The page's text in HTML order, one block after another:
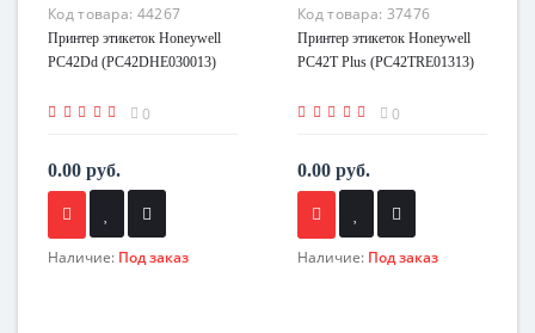
Код товара: 44267
Принтер этикеток Honeywell
PC42Dd (PC42DHE030013)
0
0.00 руб.
Наличие: Под заказ
Код товара: 37476
Принтер этикеток Honeywell
PC42T Plus (PC42TRE01313)
0
0.00 руб.
Наличие: Под заказ